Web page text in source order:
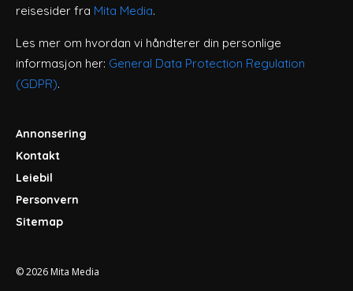
reisesider fra Mita Media.
Les mer om hvordan vi håndterer din personlige
informasjon her: General Data Protection Regulation
(GDPR).
Annonsering
Kontakt
Leiebil
Personvern
Sitemap
© 2026 Mita Media